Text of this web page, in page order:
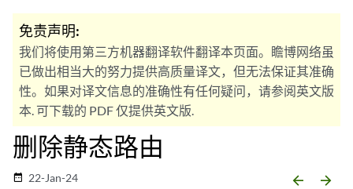
免责声明:
我们将使用第三方机器翻译软件翻译本页面。瞻博网络虽
已做出相当大的努力提供高质量译文，但无法保证其准确
性。如果对译文信息的准确性有任何疑问，请参阅英文版
本. 可下载的 PDF 仅提供英文版.
删除静态路由
date_range 22-Jan-24 arrow_backward arrow_forward